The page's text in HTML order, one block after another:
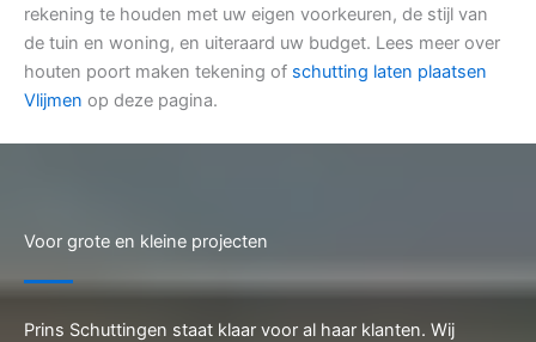
rekening te houden met uw eigen voorkeuren, de stijl van
de tuin en woning, en uiteraard uw budget. Lees meer over
houten poort maken tekening of schutting laten plaatsen
Vlijmen op deze pagina.
Voor grote en kleine projecten
Prins Schuttingen staat klaar voor al haar klanten. Wij